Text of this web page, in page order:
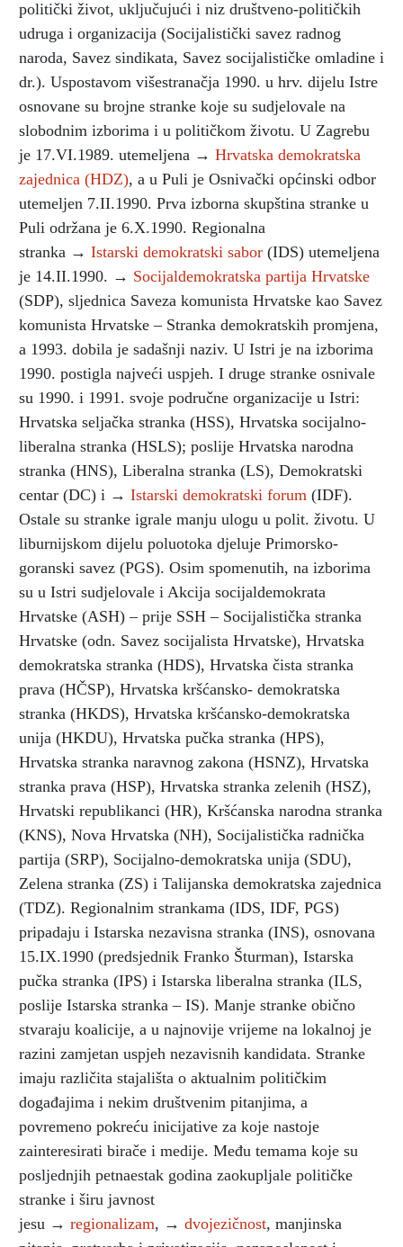
politički život, uključujući i niz društveno-političkih
udruga i organizacija (Socijalistički savez radnog
naroda, Savez sindikata, Savez socijalističke omladine i
dr.). Uspostavom višestranačja 1990. u hrv. dijelu Istre
osnovane su brojne stranke koje su sudjelovale na
slobodnim izborima i u političkom životu. U Zagrebu
je 17.VI.1989. utemeljena → Hrvatska demokratska
zajednica (HDZ), a u Puli je Osnivački općinski odbor
utemeljen 7.II.1990. Prva izborna skupština stranke u
Puli održana je 6.X.1990. Regionalna
stranka → Istarski demokratski sabor (IDS) utemeljena
je 14.II.1990. → Socijaldemokratska partija Hrvatske
(SDP), sljednica Saveza komunista Hrvatske kao Savez
komunista Hrvatske – Stranka demokratskih promjena,
a 1993. dobila je sadašnji naziv. U Istri je na izborima
1990. postigla najveći uspjeh. I druge stranke osnivale
su 1990. i 1991. svoje područne organizacije u Istri:
Hrvatska seljačka stranka (HSS), Hrvatska socijalno-
liberalna stranka (HSLS); poslije Hrvatska narodna
stranka (HNS), Liberalna stranka (LS), Demokratski
centar (DC) i → Istarski demokratski forum (IDF).
Ostale su stranke igrale manju ulogu u polit. životu. U
liburnijskom dijelu poluotoka djeluje Primorsko-
goranski savez (PGS). Osim spomenutih, na izborima
su u Istri sudjelovale i Akcija socijaldemokrata
Hrvatske (ASH) – prije SSH – Socijalistička stranka
Hrvatske (odn. Savez socijalista Hrvatske), Hrvatska
demokratska stranka (HDS), Hrvatska čista stranka
prava (HČSP), Hrvatska kršćansko- demokratska
stranka (HKDS), Hrvatska kršćansko-demokratska
unija (HKDU), Hrvatska pučka stranka (HPS),
Hrvatska stranka naravnog zakona (HSNZ), Hrvatska
stranka prava (HSP), Hrvatska stranka zelenih (HSZ),
Hrvatski republikanci (HR), Kršćanska narodna stranka
(KNS), Nova Hrvatska (NH), Socijalistička radnička
partija (SRP), Socijalno-demokratska unija (SDU),
Zelena stranka (ZS) i Talijanska demokratska zajednica
(TDZ). Regionalnim strankama (IDS, IDF, PGS)
pripadaju i Istarska nezavisna stranka (INS), osnovana
15.IX.1990 (predsjednik Franko Šturman), Istarska
pučka stranka (IPS) i Istarska liberalna stranka (ILS,
poslije Istarska stranka – IS). Manje stranke obično
stvaraju koalicije, a u najnovije vrijeme na lokalnoj je
razini zamjetan uspjeh nezavisnih kandidata. Stranke
imaju različita stajališta o aktualnim političkim
događajima i nekim društvenim pitanjima, a
povremeno pokreću inicijative za koje nastoje
zainteresirati birače i medije. Među temama koje su
posljednjih petnaestak godina zaokupljale političke
stranke i širu javnost
jesu → regionalizam, → dvojezičnost, manjinska